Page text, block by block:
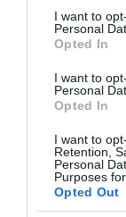
consent section.
I want to
Personal
Opted In
I want to
Personal
Opted In
I want to
Retention,
Personal
Purposes
Opted Out
περίπτωση
να